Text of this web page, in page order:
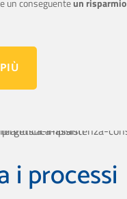
e un conseguenteun risparmio
i processi